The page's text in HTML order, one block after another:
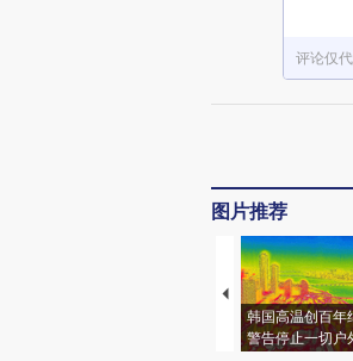
评论仅
图片推荐
韩国高温创百年
警告停止一切户